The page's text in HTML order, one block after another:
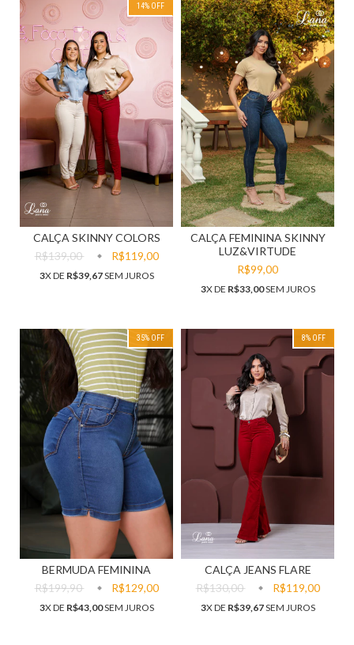
14% OFF
CALÇA SKINNY COLORS
R$139,00
R$119,00
3X DE R$39,67SEM JUROS
CALÇA FEMININA SKINNY
LUZ&VIRTUDE
R$99,00
3X DE R$33,00SEM JUROS
35% OFF
BERMUDA FEMININA
R$199,90
R$129,00
3X DE R$43,00SEM JUROS
8% OFF
CALÇA JEANS FLARE
R$130,00
R$119,00
3X DE R$39,67SEM JUROS